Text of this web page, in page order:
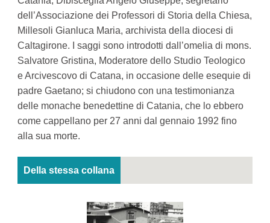
dell’Associazione dei Professori di Storia della Chiesa,
Millesoli Gianluca Maria, archivista della diocesi di
Caltagirone. I saggi sono introdotti dall’omelia di mons.
Salvatore Gristina, Moderatore dello Studio Teologico
e Arcivescovo di Catana, in occasione delle esequie di
padre Gaetano; si chiudono con una testimonianza
delle monache benedettine di Catania, che lo ebbero
come cappellano per 27 anni dal gennaio 1992 fino
alla sua morte.
Della stessa collana